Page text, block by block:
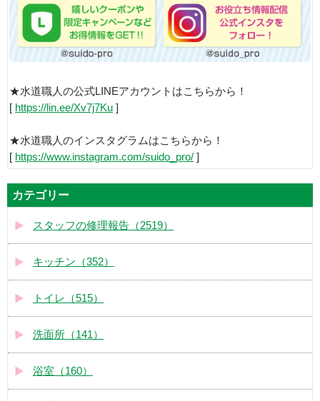
★水道職人の公式LINEアカウントはこちらから！
[ https://lin.ee/Xv7j7Ku ]
★水道職人のインスタグラムはこちらから！
[ https://www.instagram.com/suido_pro/ ]
カテゴリー
スタッフの修理報告（2519）
キッチン（352）
トイレ（515）
洗面所（141）
浴室（160）